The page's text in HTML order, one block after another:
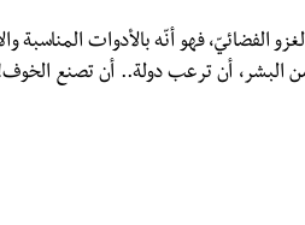
الفضائيّ، فهو أنّه بالأدوات المناسبة
البشر، أن ترعب دولة.. أن تصنع